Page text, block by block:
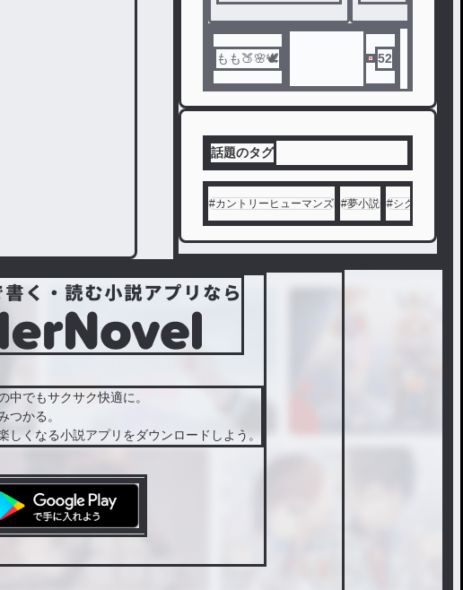
もも🍑🌸🕊️ 52
話題のタグ
#カントリーヒューマンズ #夢小説 #シクフォニ
中でもサクサク快適に。
つかる。
しくなる小説アプリをダウンロードしよう。